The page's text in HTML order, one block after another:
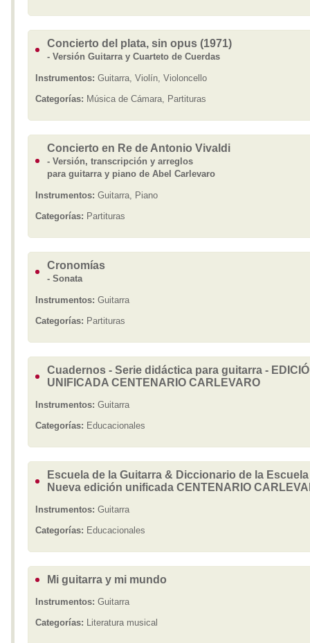
Concierto del plata, sin opus (1971)
- Versión Guitarra y Cuarteto de Cuerdas
Instrumentos: Guitarra, Violín, Violoncello
Categorías: Música de Cámara, Partituras
Concierto en Re de Antonio Vivaldi
- Versión, transcripción y arreglos
para guitarra y piano de Abel Carlevaro
Instrumentos: Guitarra, Piano
Categorías: Partituras
Cronomías
- Sonata
Instrumentos: Guitarra
Categorías: Partituras
Cuadernos - Serie didáctica para guitarra -
UNIFICADA CENTENARIO CARLEVARO
Instrumentos: Guitarra
Categorías: Educacionales
Escuela de la Guitarra & Diccionario de la Escuela
Nueva edición unificada CENTENARIO
Instrumentos: Guitarra
Categorías: Educacionales
Mi guitarra y mi mundo
Instrumentos: Guitarra
Categorías: Literatura musical